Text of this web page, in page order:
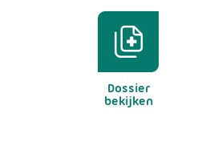
Dossier
bekijken